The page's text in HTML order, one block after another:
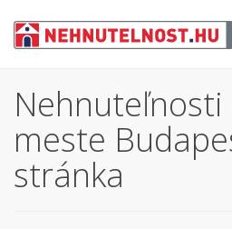
Nehnuteľnosti
meste
stránka